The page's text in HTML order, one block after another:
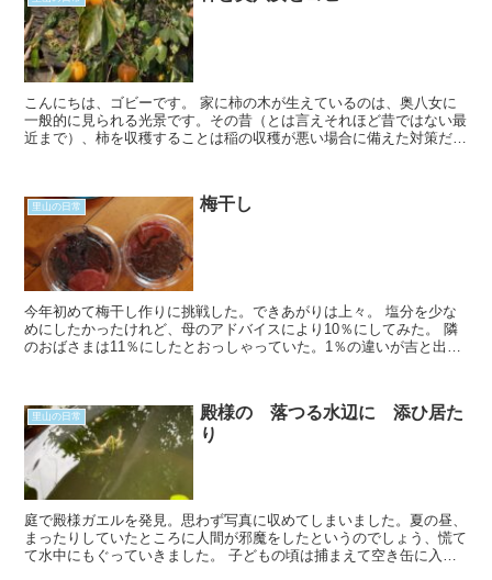
こんにちは、ゴビーです。 家に柿の木が生えているのは、奥八女に
一般的に見られる光景です。その昔（とは言えそれほど昔ではない最
近まで）、柿を収穫することは稲の収穫が悪い場合に備えた対策だっ
里山の日常 梅干し
今年初めて梅干し作りに挑戦した。できあがりは上々。 塩分を少な
めにしたかったけれど、母のアドバイスにより10％にしてみた。 隣
のおばさまは11％にしたとおっしゃっていた。1％の違いが吉と出る
里山の日常
殿様の 落つる水辺に 添ひ居た
り
庭で殿様ガエルを発見。思わず写真に収めてしまいました。夏の昼、
まったりしていたところに人間が邪魔をしたというのでしょう、慌て
て水中にもぐっていきました。 子どもの頃は捕まえて空き缶に入れ